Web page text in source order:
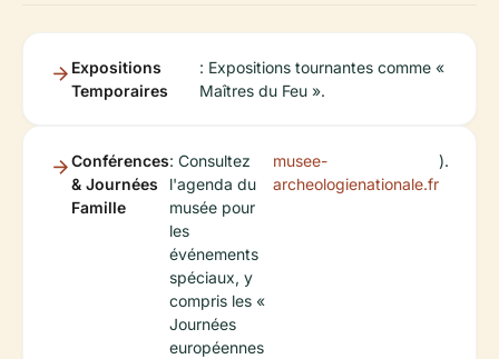
Expositions
Temporaires
: Expositions tournantes comme «
Maîtres du Feu ».
Conférences
& Journées
Famille
: Consultez
l'agenda du
musée pour
les
événements
spéciaux, y
compris les «
Journées
européennes
musee-
archeologienationale.fr
).